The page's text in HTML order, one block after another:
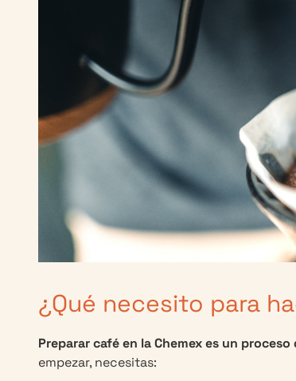
¿Qué necesito para
Preparar café en la Chemex es un
empezar, necesitas: